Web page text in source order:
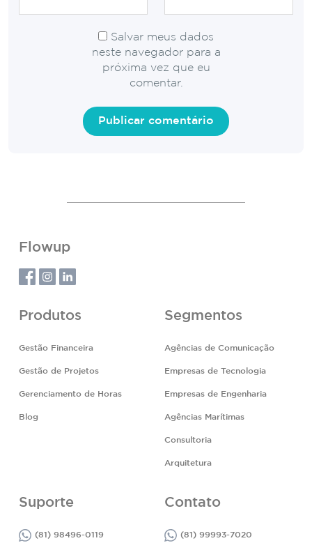
Salvar meus dados
neste navegador para a
próxima vez que eu
comentar.
Flowup
Produtos
Gestão Financeira
Gestão de Projetos
Gerenciamento de Horas
Blog
Segmentos
Agências de Comunicação
Empresas de Tecnologia
Empresas de Engenharia
Agências Marítimas
Consultoria
Arquitetura
Suporte
(81) 98496-0119
Contato
(81) 99993-7020